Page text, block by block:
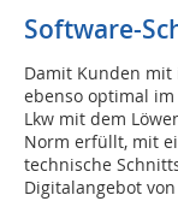
Software-
Damit Kunden
ebenso optimal
Lkw mit dem
Norm erfüllt, mit
technische
Digitalangebot